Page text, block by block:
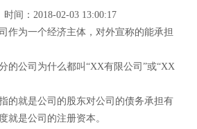
间：2018-02-03 13:00:17
为一个经济主体，对外宣称的能承担
公司为什么都叫“XX有限公司”或“XX
就是公司的股东对公司的债务承担有
就是公司的注册资本。